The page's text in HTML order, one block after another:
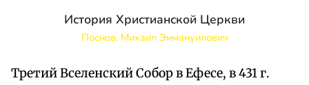
История Христианской Церкви
Поснов, Михаил Эммануилович
Третий Вселенский Собор в Ефесе, в 431 г.